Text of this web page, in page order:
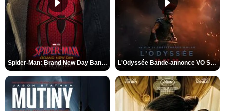
Spider-Man: Brand New Day Bande-annonce VO STFR L'Odyssée Bande-annonce VO STFR